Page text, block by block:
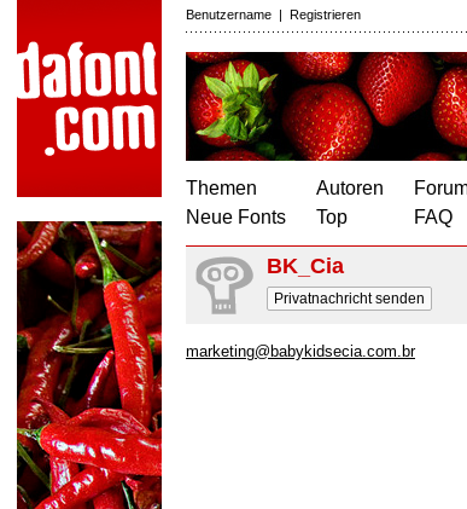
Benutzername | Registrieren
Themen
Neue Fonts
Autoren
Top
FAQ
BK_Cia
Privatnachricht senden
marketing@babykidsecia.com.br